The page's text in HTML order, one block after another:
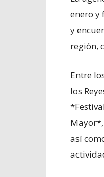
enero y
y
región,
Entre
los
así